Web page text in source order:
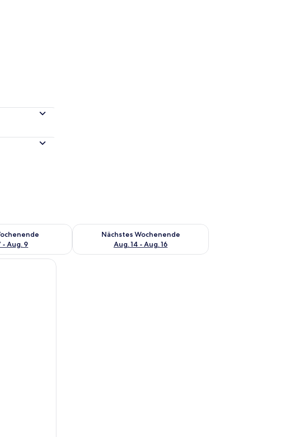
- Aug. 9
für dieses Wochenende, Aug. 7 - Aug. 9.
Nächstes Wochenende
Aug. 14 - Aug. 16
Überprüfe die Verfügbarkeit für nächstes Wochenende, Aug.
einer Vase und einer Schiebetür mit vertikalen Jalousien.